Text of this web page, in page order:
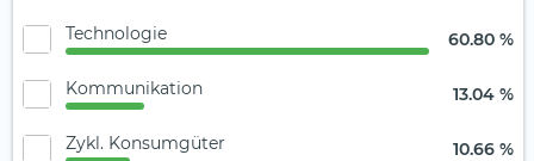
Technologie 60.80 %
Kommunikation 13.04 %
Zykl. Konsumgüter 10.66 %